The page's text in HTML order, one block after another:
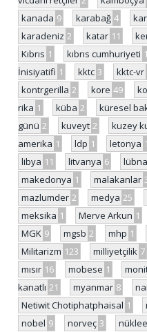
kanada 9 karabağ 4
karadeniz 2 katar 11
Kıbrıs 1 kıbrıs cumhuriyeti
İnisiyatifi 1 kktc 3 kktc-vr
kontrgerilla 2 kore 49
rika 1 küba 2 küresel
günü 2 kuveyt 2 kuzey
amerika 1 ldp 1 letonya 1
libya 11 litvanya 6
makedonya 1 malakanlar
mazlumder 2 medya 25
meksika 1 Merve Arkun 1
MGK 9 mgsb 2 mhp 1
Militarizm 123 milliyetçilik 7
mısır 16 mobese 1
kanatlı 21 myanmar 8
Netiwit Chotiphatphaisal 1
nobel 9 norveç 3